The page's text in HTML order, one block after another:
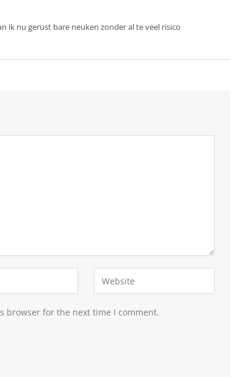
ik nu gerust bare neuken zonder al te veel risico
browser for the next time I comment.